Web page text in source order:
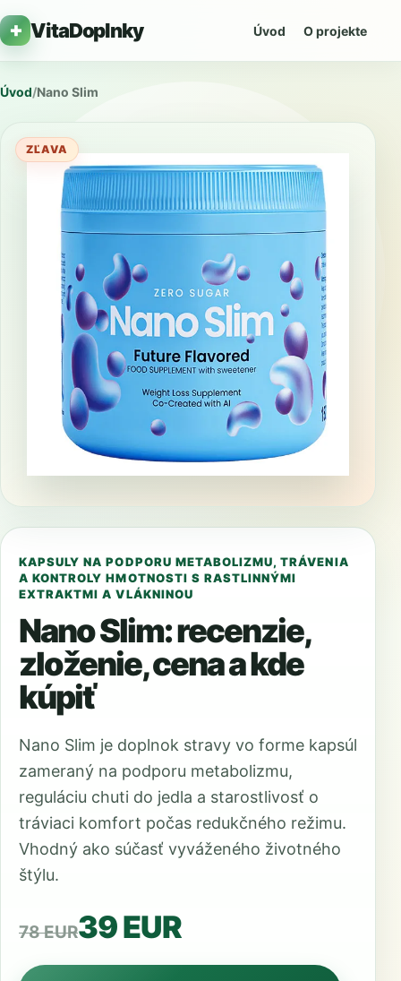
VitaDoplnky Úvod O projekte
Úvod/Nano Slim
ZĽAVA
KAPSULY NA PODPORU METABOLIZMU, TRÁVENIA
A KONTROLY HMOTNOSTI S RASTLINNÝMI
EXTRAKTMI A VLÁKNINOU
Nano Slim: recenzie,
zloženie, cena a kde
kúpiť
Nano Slim je doplnok stravy vo forme kapsúl
zameraný na podporu metabolizmu,
reguláciu chuti do jedla a starostlivosť o
tráviaci komfort počas redukčného režimu.
Vhodný ako súčasť vyváženého životného
štýlu.
78 EUR39 EUR